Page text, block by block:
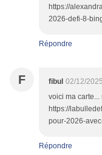
https://
2026-defi-8-
Répondre
F fibul 02/12/
voici ma
https://
pour-2026-
Répondre